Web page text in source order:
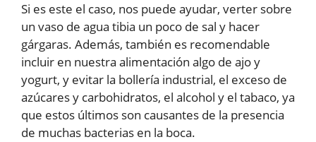
Si es este el caso, nos puede ayudar, verter sobre
un vaso de agua tibia un poco de sal y hacer
gárgaras. Además, también es recomendable
incluir en nuestra alimentación algo de ajo y
yogurt, y evitar la bollería industrial, el exceso de
azúcares y carbohidratos, el alcohol y el tabaco, ya
que estos últimos son causantes de la presencia
de muchas bacterias en la boca.